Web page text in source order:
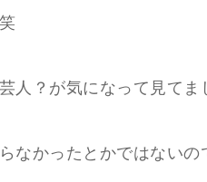
人？が気になって見てま
なかったとかではないの